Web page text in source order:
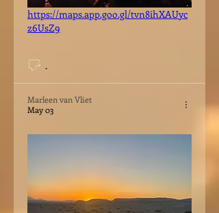
https://maps.app.goo.gl/tvn8ihXAUyc
z6UsZ9
.
Marleen van Vliet
May 03